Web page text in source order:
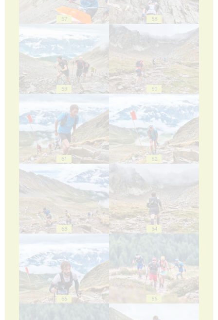
57 58
59 60
61 62
63 64
65 66